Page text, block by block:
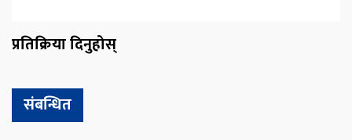
प्रतिक्रिया दिनुहोस्
संबन्धित